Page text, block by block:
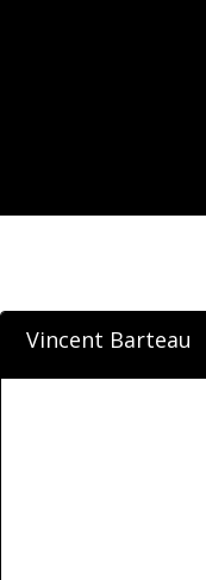
Vincent Barteau